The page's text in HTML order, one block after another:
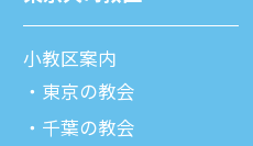
⼩教区案内
東京の教会
千葉の教会